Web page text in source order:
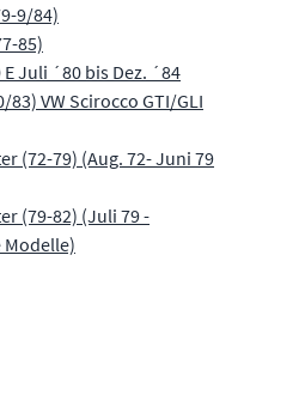
9/84)
85)
Juli ´80 bis Dez. ´84
83) VW Scirocco GTI/GLI
(72-79) (Aug. 72- Juni 79
(79-82) (Juli 79 -
Modelle)